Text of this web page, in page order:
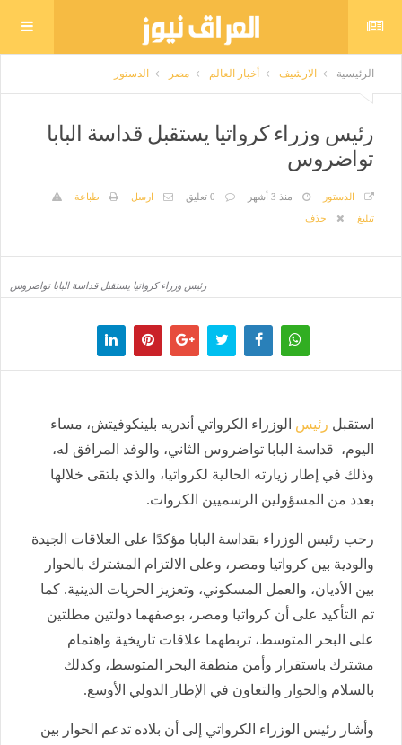
الرئيسية الارشيف أخبار العالم مصر الدستور
رئيس وزراء كرواتيا يستقبل قداسة البابا
تواضروس
الدستور منذ 3 أشهر 0 تعليق ارسل
طباعة
تبليغ
حذف
رئيس وزراء كرواتيا يستقبل قداسة البابا تواضروس
استقبل رئيس الوزراء الكرواتي أندريه بلينكوفيتش، مساء
اليوم، قداسة البابا تواضروس الثاني، والوفد المرافق له،
وذلك في إطار زيارته الحالية لكرواتيا، والذي يلتقى خلالها
بعدد من المسؤولين الرسميين الكروات.
رحب رئيس الوزراء بقداسة البابا مؤكدًا على العلاقات الجيدة
والودية بين كرواتيا ومصر، وعلى الالتزام المشترك بالحوار
بين الأديان، والعمل المسكوني، وتعزيز الحريات الدينية. كما
تم التأكيد على أن كرواتيا ومصر، بوصفهما دولتين مطلتين
على البحر المتوسط، تربطهما علاقات تاريخية واهتمام
مشترك باستقرار وأمن منطقة البحر المتوسط، وكذلك
بالسلام والحوار والتعاون في الإطار الدولي الأوسع.
وأشار رئيس الوزراء الكرواتي إلى أن بلاده تدعم الحوار بين